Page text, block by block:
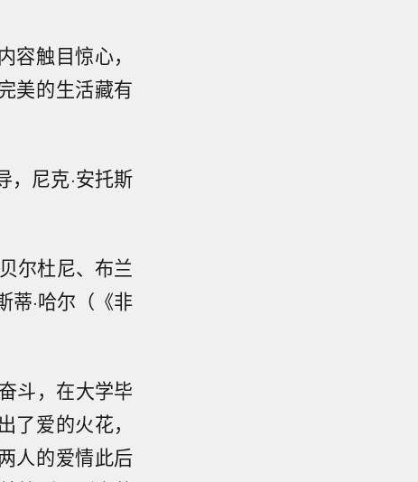
触目惊心，
美的生活藏有
，尼克·安托斯
尔杜尼、布兰
蒂·哈尔（《非
斗，在大学毕
爱的火花，
人的爱情此后